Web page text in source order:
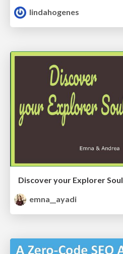
lindahogenes
Discover your Explorer Soul
emna__ayadi